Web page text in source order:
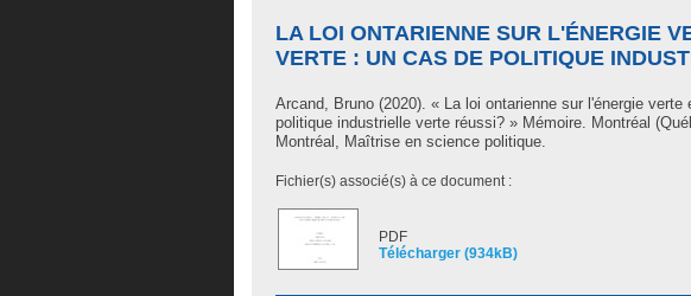
LA LOI ONTARIENNE SUR L'ÉNERGIE
VERTE : UN CAS DE POLITIQUE
Arcand, Bruno (2020). « La loi ontarienne sur l'énergie
politique industrielle verte réussi? » Mémoire. Montréal
Montréal, Maîtrise en science politique.
Fichier(s) associé(s) à ce document :
PDF
Télécharger (934kB)